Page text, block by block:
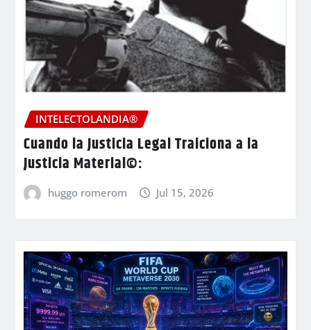
INTELECTOLANDIA®
Cuando la Justicia Legal Traiciona a la
Justicia Material©:
huggo romerom Jul 15, 2026